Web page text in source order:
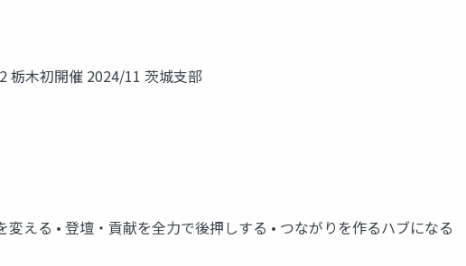
栃木初開催 2024/11 茨城支部
える • 登壇・貢献を全力で後押しする • つながりを作るハブになる